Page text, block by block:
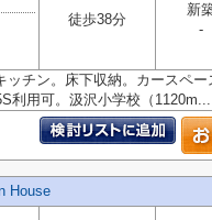
徒歩38分
新
-
チン。床下収納。カースペー
利用可。汲沢小学校（1120m...
House